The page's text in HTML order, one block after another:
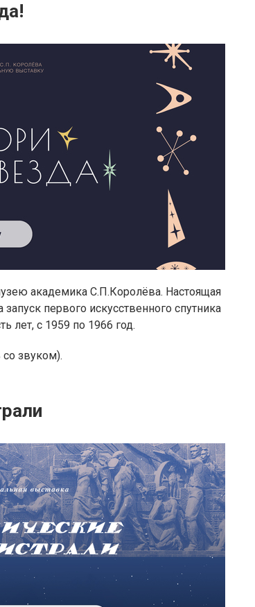
академика С.П.Королёва. Настоящая
первого искусственного спутника
лет, с 1959 по 1966 год.
со звуком).